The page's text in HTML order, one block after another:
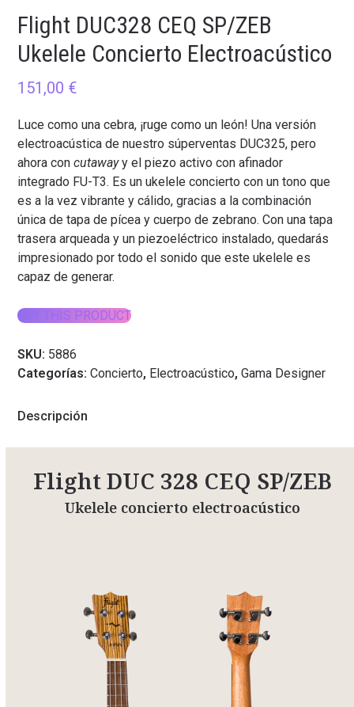
Flight DUC328 CEQ SP/ZEB
Ukelele Concierto Electroacústico
151,00 €
Luce como una cebra, ¡ruge como un león! Una versión
electroacústica de nuestro súperventas DUC325, pero
ahora concutawayy el piezo activo con afinador
integrado FU-T3. Es un ukelele concierto con un tono que
es a la vez vibrante y cálido, gracias a la combinación
única de tapa de pícea y cuerpo de zebrano. Con una tapa
trasera arqueada y un piezoeléctrico instalado, quedarás
impresionado por todo el sonido que este ukelele es
capaz de generar.
BUY THIS PRODUCT
SKU: 5886
Categorías:Concierto, Electroacústico,Gama Designer
Descripción
Flight DUC 328 CEQ SP/ZEB
Ukelele concierto electroacústico